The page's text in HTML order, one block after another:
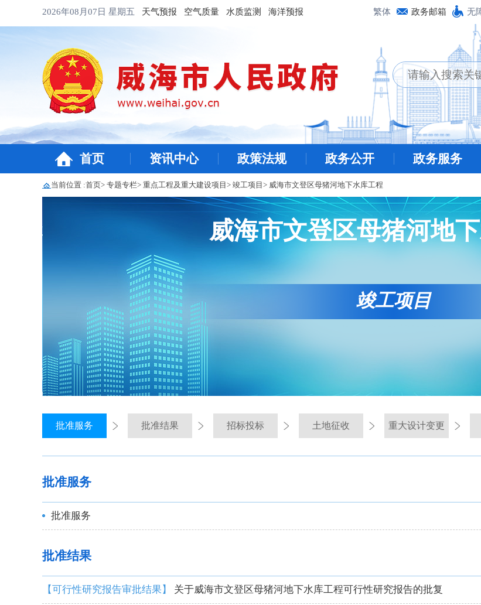
2026年08月07日 星期五 天气预报 空气质量 水质监测 海洋预报 繁体 政务邮箱 无
首页 资讯中心 政策法规 政务公开 政务服务
当前位置 :首页> 专题专栏> 重点工程及重大建设项目 > 竣工项目 > 威海市文登区母猪河地下水库工程
威海市文登区母猪河地
竣工项目
批准服务 批准结果 招标投标 土地征收 重大设计变更
批准服务
批准服务
批准结果
【可行性研究报告审批结果】 关于威海市文登区母猪河地下水库工程可行性研究报告的批复